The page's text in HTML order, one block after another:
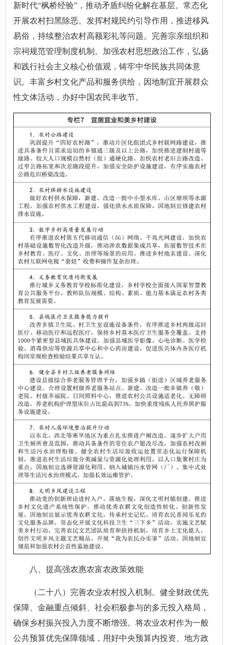
新时代“枫桥经验”，推动矛盾纠纷化解在基层。常态化
开展农村扫黑除恶。发挥村规民约引导作用，推进移风
易俗，持续整治农村高额彩礼等问题。完善宗亲组织和
宗祠规范管理制度机制。加强农村思想政治工作，弘扬
和践行社会主义核心价值观，铸牢中华民族共同体意
识。丰富乡村文化产品和服务供给，因地制宜开展群众
性文体活动，办好中国农民丰收节。
八、提高强农惠农富农政策效能
（二十八）完善农业农村投入机制。健全财政优先
保障、金融重点倾斜、社会积极参与的多元投入格局，
确保乡村振兴投入力度不断增强。将农业农村作为一般
公共预算优先保障领域，用好中央预算内投资、地方政